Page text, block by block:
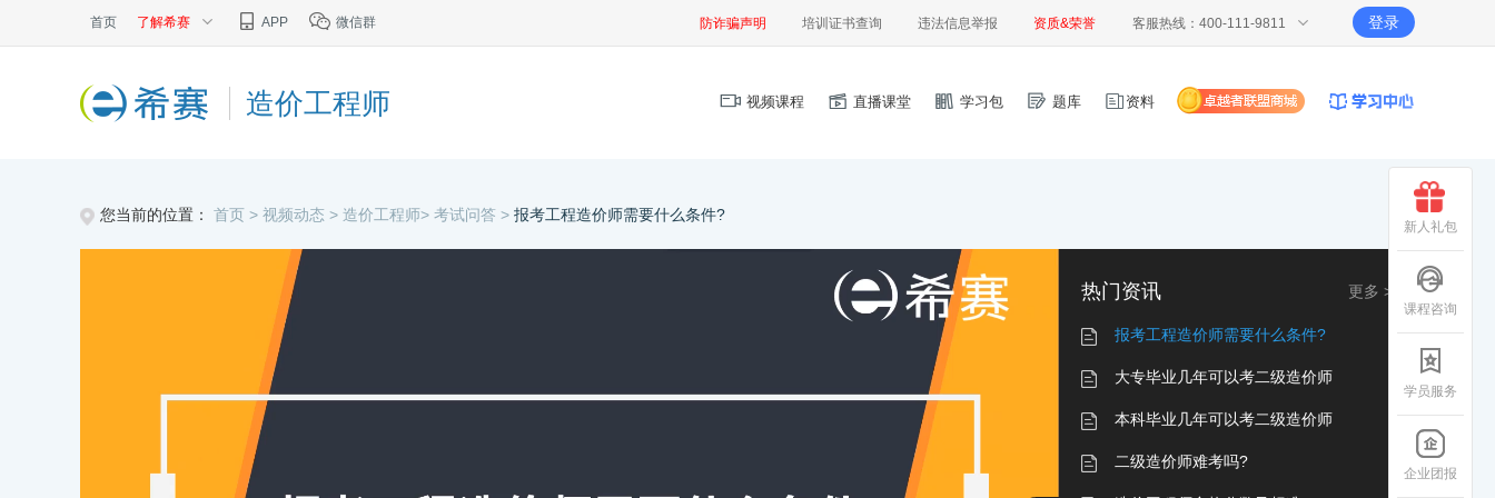
首页 了解希赛 APP 微信群 防诈骗声明 培训证书查询 违法信息举报 资质&荣誉 客服热线：400-111-9811 登录
造价工程师 视频课程 直播课堂 学习包 题库 资料
您当前的位置： 首页 > 视频动态 > 造价工程师> 考试问答 > 报考工程造价师需要什么条件?
热门资讯 更多 >
报考工程造价师需要什么条件?
大专毕业几年可以考二级造价师
本科毕业几年可以考二级造价师
二级造价师难考吗?
新人礼包
课程咨询
学员服务
企业团报